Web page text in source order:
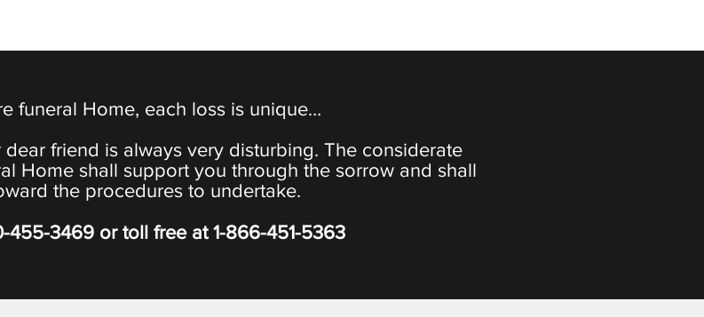
funeral Home, each loss is unique…
friend is always very disturbing. The considerate
Home shall support you through the sorrow and shall
the procedures to undertake.
455-3469 or toll free at 1-866-451-5363